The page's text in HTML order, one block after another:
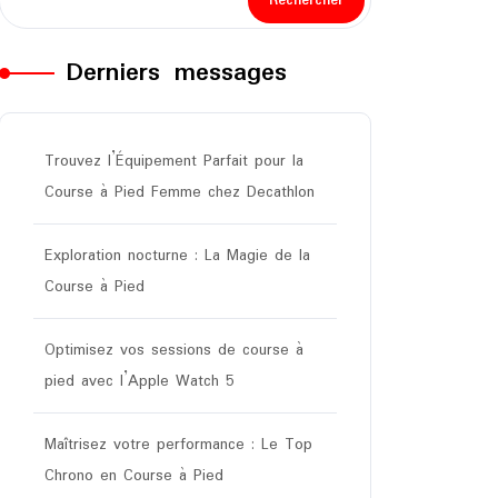
Derniers messages
Trouvez l’Équipement Parfait pour la
Course à Pied Femme chez Decathlon
Exploration nocturne : La Magie de la
Course à Pied
Optimisez vos sessions de course à
pied avec l’Apple Watch 5
Maîtrisez votre performance : Le Top
Chrono en Course à Pied